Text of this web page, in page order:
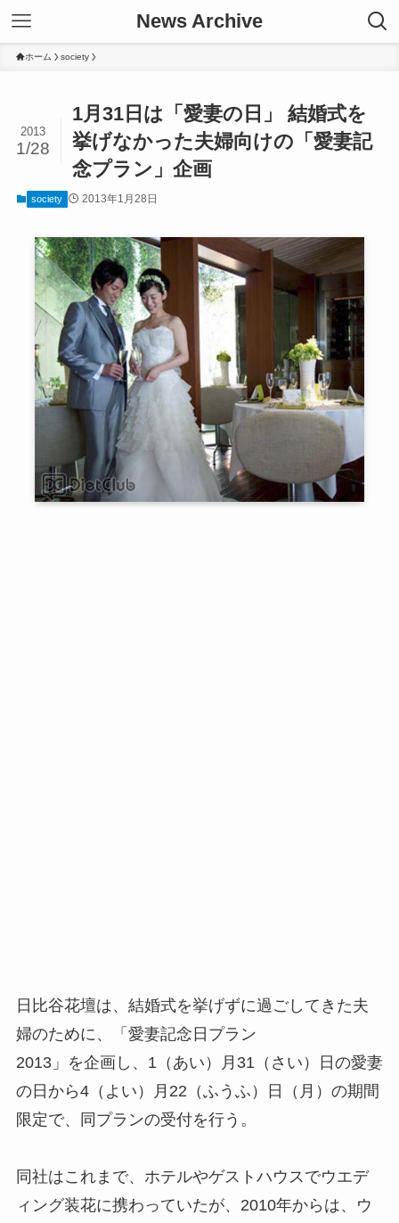
News Archive
ホーム society
1月31日は「愛妻の日」 結婚式を
挙げなかった夫婦向けの「愛妻記
念プラン」企画
2013
1/28
society 2013年1月28日
日比谷花壇は、結婚式を挙げずに過ごしてきた夫
婦のために、「愛妻記念日プラン
2013」を企画し、1（あい）月31（さい）日の愛妻
の日から4（よい）月22（ふうふ）日（月）の期間
限定で、同プランの受付を行う。
同社はこれまで、ホテルやゲストハウスでウエデ
ィング装花に携わっていたが、2010年からは、ウ